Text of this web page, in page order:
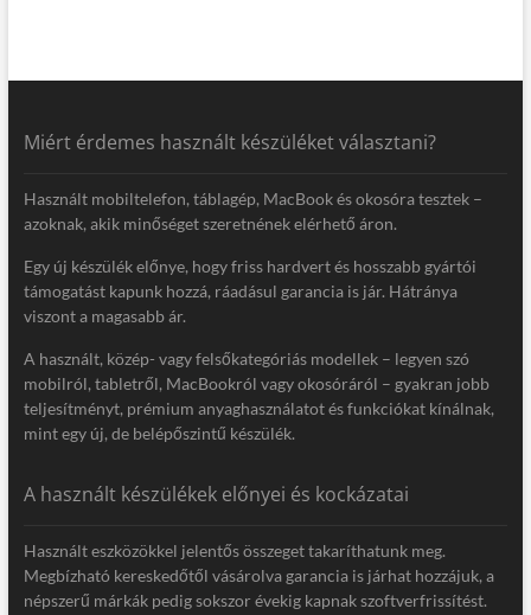
Miért érdemes használt készüléket választani?
Használt mobiltelefon, táblagép, MacBook és okosóra tesztek –
azoknak, akik minőséget szeretnének elérhető áron.
Egy új készülék előnye, hogy friss hardvert és hosszabb gyártói
támogatást kapunk hozzá, ráadásul garancia is jár. Hátránya
viszont a magasabb ár.
A használt, közép- vagy felsőkategóriás modellek – legyen szó
mobilról, tabletről, MacBookról vagy okosóráról – gyakran jobb
teljesítményt, prémium anyaghasználatot és funkciókat kínálnak,
mint egy új, de belépőszintű készülék.
A használt készülékek előnyei és kockázatai
Használt eszközökkel jelentős összeget takaríthatunk meg.
Megbízható kereskedőtől vásárolva garancia is járhat hozzájuk, a
népszerű márkák pedig sokszor évekig kapnak szoftverfrissítést.